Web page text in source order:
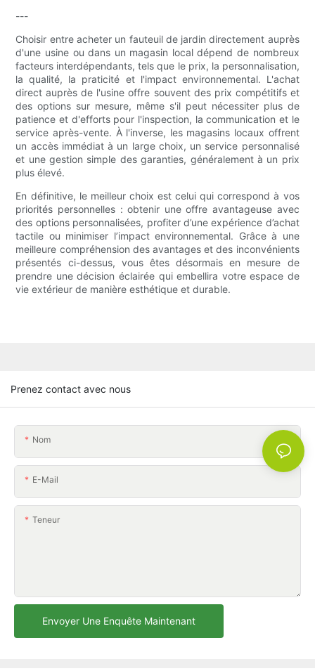
---
Choisir entre acheter un fauteuil de jardin directement auprès
d'une usine ou dans un magasin local dépend de nombreux
facteurs interdépendants, tels que le prix, la personnalisation,
la qualité, la praticité et l'impact environnemental. L'achat
direct auprès de l'usine offre souvent des prix compétitifs et
des options sur mesure, même s'il peut nécessiter plus de
patience et d'efforts pour l'inspection, la communication et le
service après-vente. À l'inverse, les magasins locaux offrent
un accès immédiat à un large choix, un service personnalisé
et une gestion simple des garanties, généralement à un prix
plus élevé.
En définitive, le meilleur choix est celui qui correspond à vos
priorités personnelles : obtenir une offre avantageuse avec
des options personnalisées, profiter d’une expérience d’achat
tactile ou minimiser l’impact environnemental. Grâce à une
meilleure compréhension des avantages et des inconvénients
présentés ci-dessus, vous êtes désormais en mesure de
prendre une décision éclairée qui embellira votre espace de
vie extérieur de manière esthétique et durable.
Prenez contact avec nous
Nom
E-Mail
Teneur
Envoyer Une Enquête Maintenant